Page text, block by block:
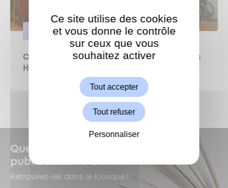
SOLIDARITÉ
Concert de piano à la résidence Korian Les
Hauts de Jardy
Quelles sont les dernières
publications à Garches ?
Retrouvez-les dans le Kiosque !
ShareThis est désactivé.
Ce site utilise des cookies
et vous donne le contrôle
sur ceux que vous
souhaitez activer
Tout accepter
Tout refuser
Personnaliser